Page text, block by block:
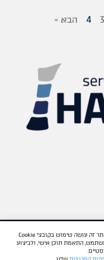
3
4 הבא »
מאזדהTesla
BYD
Dongfeng
אנו מכבדים את פרטיותכם – לידיעתכם, אתר זה עושה שימוש בקובצי Cookie
התאמת תוכן אישי, ולביצוע